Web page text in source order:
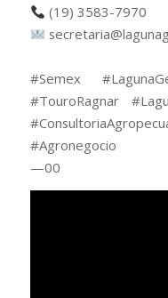
(19) 3583-7970
#Semex
#TouroRagnar
#Agronegocio
—00